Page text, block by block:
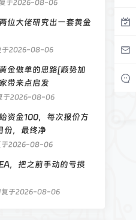
于2026-08-06
位大佬研究出一套黄金
于2026-08-06
金做单的思路[顺势加
带来点启发
于2026-08-06
资金100，每次报价方
份，最终净
于2026-08-06
，把之前手动的亏损
复于2026-08-06